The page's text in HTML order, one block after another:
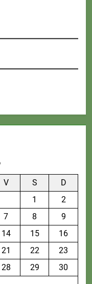
V S
D
1
2
7 8
9
14 15
16
21 22
23
28 29
30